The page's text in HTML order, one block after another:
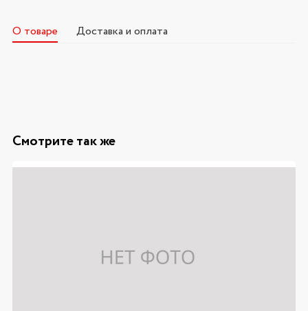
О товаре Доставка и оплата
Смотрите так же